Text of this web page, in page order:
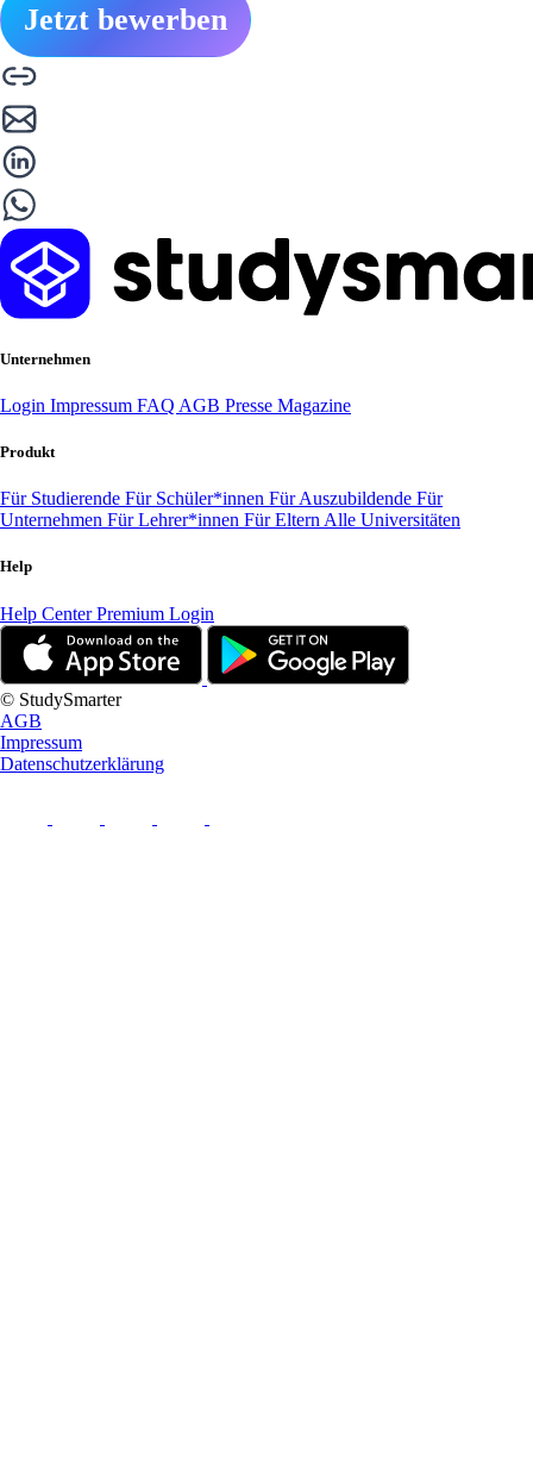
Jetzt bewerben
Unternehmen
Login Impressum FAQ AGB Presse Magazine
Produkt
Für Studierende Für Schüler*innen Für Auszubildende Für
Unternehmen Für Lehrer*innen Für Eltern Alle Universitäten
Help
Help CenterPremium Login
© StudySmarter
AGB
Impressum
Datenschutzerklärung